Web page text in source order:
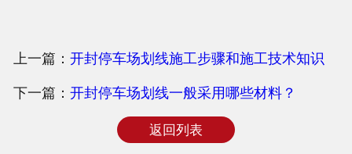
上一篇： 开封停车场划线施工步骤和施工技术知识
下一篇： 开封停车场划线一般采用哪些材料？
返回列表